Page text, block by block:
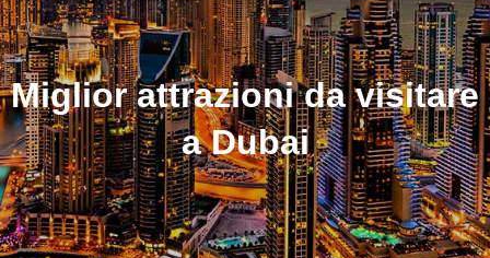
Miglior attrazioni da visitare
a Dubai